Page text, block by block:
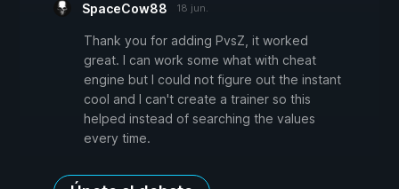
SpaceCow88 18 jun.
Thank you for adding PvsZ, it worked
great. I can work some what with cheat
engine but I could not figure out the instant
cool and I can't create a trainer so this
helped instead of searching the values
every time.